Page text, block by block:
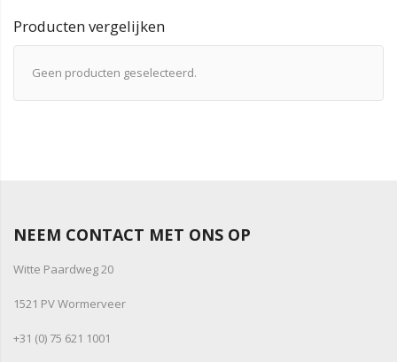
Producten vergelijken
Geen producten geselecteerd.
NEEM CONTACT MET ONS OP
Witte Paardweg 20
1521 PV Wormerveer
+31 (0) 75 621 1001